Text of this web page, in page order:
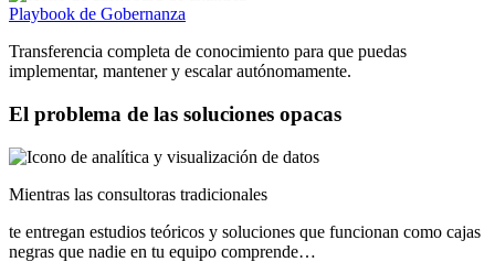
Playbook de Gobernanza
Transferencia completa de conocimiento para que puedas
implementar, mantener y escalar autónomamente.
El problema de las soluciones opacas
Mientras las consultoras tradicionales
te entregan estudios teóricos y soluciones que funcionan como cajas
negras que nadie en tu equipo comprende…